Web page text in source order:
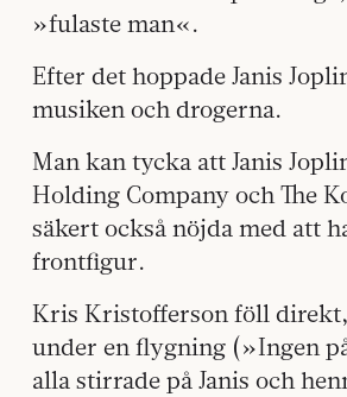
»fulaste man«.
Efter det hoppade Janis
musiken och drogerna.
Man kan tycka att Janis
Holding Company och The
säkert också nöjda med att
frontfigur.
Kris Kristofferson föll
under en flygning (»Ingen
alla stirrade på Janis och